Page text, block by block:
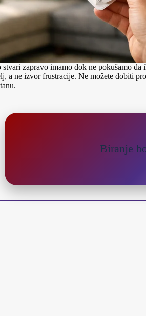
zapravo imamo dok ne pokušamo da
a ne izvor frustracije. Ne možete dobiti
Biranje